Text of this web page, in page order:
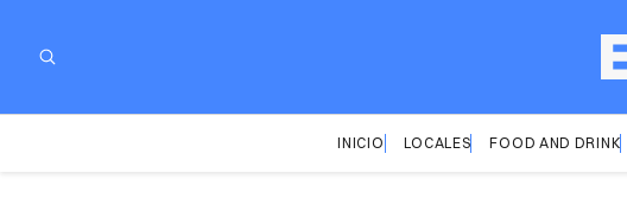
INICIO LOCALES FOOD AND DRINK